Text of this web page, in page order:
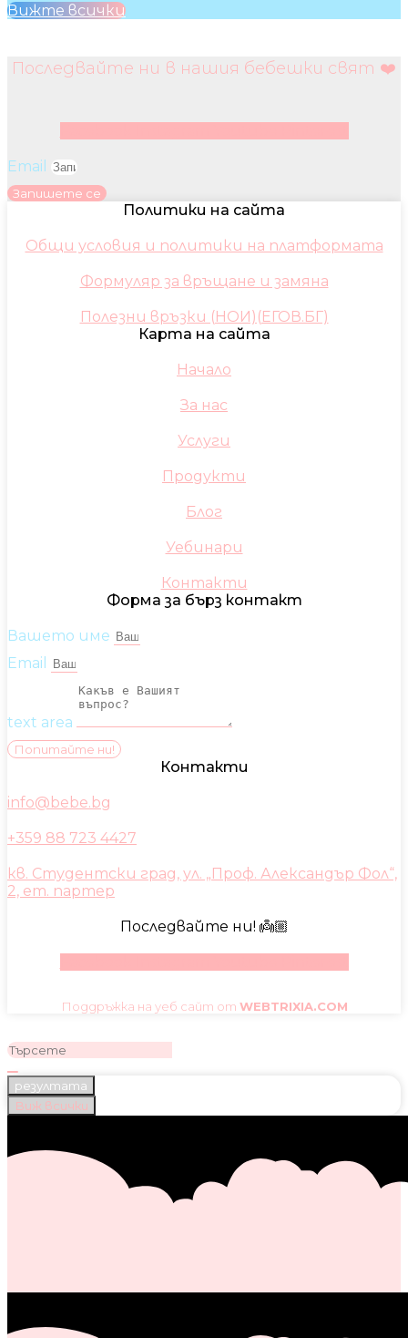
Вижте всички
Последвайте ни в нашия бебешки свят ❤️
Email
Запишете се
Политики на сайта
Общи условия и политики на платформата
Формуляр за връщане и замяна
Полезни връзки (НОИ)(ЕГОВ.БГ)
Карта на сайта
Начало
За нас
Услуги
Продукти
Блог
Уебинари
Контакти
Форма за бърз контакт
Вашето име
Email
text area
Попитайте ни!
Контакти
info@bebe.bg
+359 88 723 4427
кв. Студентски град, ул. „Проф. Александър Фол“,
2, ет. партер
Последвайте ни! 👼🏼
Поддръжка на уеб сайт от WEBTRIXIA.COM
резултата
Виж всички